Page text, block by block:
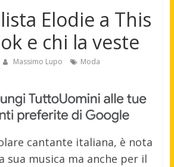
Elodie a This
e chi la veste
Massimo Lupo Moda
cantante italiana, è nota
sua musica ma anche per il